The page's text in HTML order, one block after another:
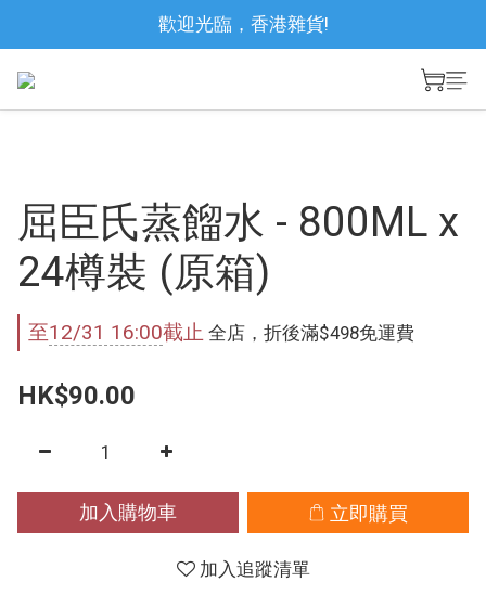
歡迎光臨，香港雜貨!
屈臣氏蒸餾水 - 800ML x
24樽裝 (原箱)
至12/31 16:00截止 全店，折後滿$498免運費
HK$90.00
加入購物車 立即購買
加入追蹤清單